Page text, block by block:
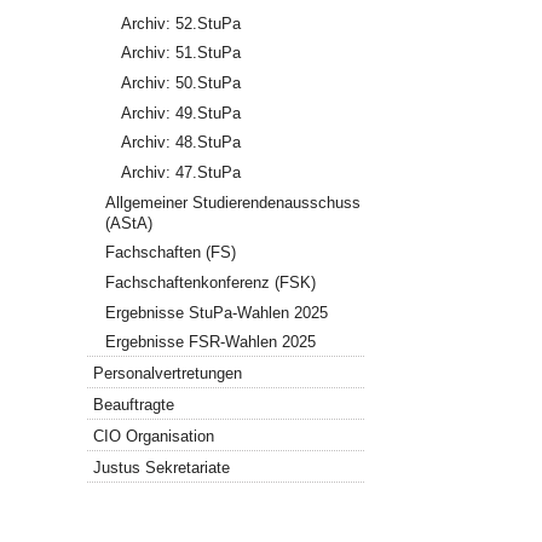
Archiv: 52.StuPa
Archiv: 51.StuPa
Archiv: 50.StuPa
Archiv: 49.StuPa
Archiv: 48.StuPa
Archiv: 47.StuPa
Allgemeiner Studierendenausschuss
(AStA)
Fachschaften (FS)
Fachschaftenkonferenz (FSK)
Ergebnisse StuPa-Wahlen 2025
Ergebnisse FSR-Wahlen 2025
Personalvertretungen
Beauftragte
CIO Organisation
Justus Sekretariate